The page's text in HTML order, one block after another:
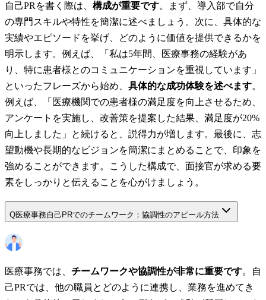
自己PRを書く際は、 構成が重要です。まず、導入部で自分
の専門スキルや特性を簡潔に述べましょう。次に、具体的な
実績やエピソードを挙げ、どのように価値を提供できるかを
明示します。例えば、「私は5年間、医療事務の経験があ
り、特に患者様とのコミュニケーションを重視しています」
といったフレーズから始め、 具体的な成功体験を述べます。
例えば、「医療機関での患者様の満足度を向上させるため、
アンケートを実施し、改善策を提案した結果、満足度が20%
向上しました」と続けると、説得力が増します。最後に、志
望動機や長期的なビジョンを簡潔にまとめることで、印象を
強めることができます。こうした構成で、面接官が求める要
素をしっかりと伝えることを心がけましょう。
Q医療事務自己PRでのチームワーク：協調性のアピール方法
医療事務では、 チームワークや協調性が非常に重要です。自
己PRでは、他の職員とどのように連携し、業務を進めてき